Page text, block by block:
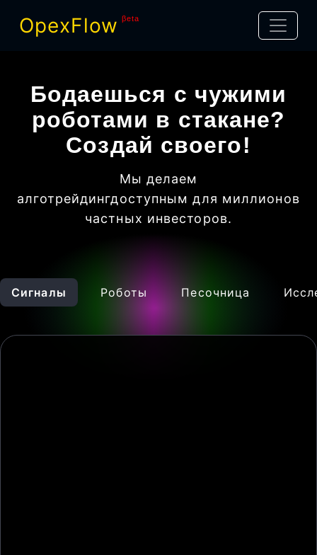
OpexFlow βeta
Бодаешься с чужими
роботами в стакане?
Создай своего!
Мы делаем
алготрейдингдоступным для миллионов
частных инвесторов.
Сигналы Роботы Песочница